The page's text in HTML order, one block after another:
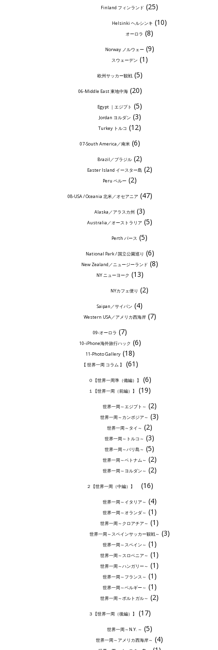
Finland フィンランド (25)
Helsinki ヘルシンキ (10)
オーロラ (8)
Norway ノルウェー(9)
スウェーデン (1)
欧州サッカー観戦(5)
06-Middle East 東地中海(20)
Egypt ｜エジプト (5)
Jordan ヨルダン (3)
Turkey トルコ (12)
07-South America／南米 (6)
Brazil／ブラジル (2)
Easter Island イースター島 (2)
Peru ペルー (2)
08-USA / Oceania 北米／オセアニア (47)
Alaska／アラスカ州 (3)
Australia／オーストラリア (5)
Perth パース (5)
National Park / 国立公園巡り (6)
New Zealand／ニュージーランド (8)
NY ニューヨーク (13)
NYカフェ便り (2)
Saipan／サイパン (4)
Western USA／アメリカ西海岸(7)
09-オーロラ (7)
10-iPhone海外旅行ハック (6)
11-Photo Gallery(18)
【 世界一周 コラム 】 (61)
０【世界一周準（備編）】 (6)
１【世界一周（前編）】 (19)
世界一周～エジプト～ (2)
世界一周～カンボジア～ (3)
世界一周～タイ～ (2)
世界一周～トルコ～ (3)
世界一周～バリ島～ (5)
世界一周～ベトナム～ (2)
世界一周～ヨルダン～ (2)
２【世界一周（中編）】 (16)
世界一周～イタリア～ (4)
世界一周～オランダ～ (1)
世界一周～クロアチア～ (1)
世界一周～スペインサッカー観戦～ (3)
世界一周～スペイン～ (1)
世界一周～スロベニア～ (1)
世界一周～ハンガリー～ (1)
世界一周～フランス～ (1)
世界一周～ベルギー～ (1)
世界一周～ポルトガル～ (2)
３【世界一周（後編）】 (17)
世界一周～N.Y. ～ (5)
世界一周～アメリカ西海岸～ (4)